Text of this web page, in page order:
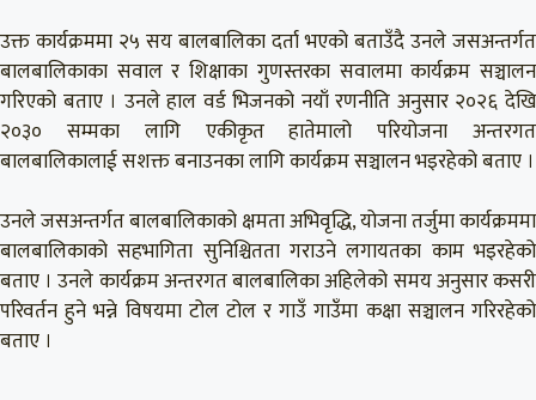
उक्त कार्यक्रममा २५ सय बालबालिका दर्ता भएको बताउँदै उनले जसअन्तर्गत
बालबालिकाका सवाल र शिक्षाका गुणस्तरका सवालमा कार्यक्रम सञ्चालन
गरिएको बताए । उनले हाल वर्ड भिजनको नयाँ रणनीति अनुसार २०२६ देखि
२०३० सम्मका लागि एकीकृत हातेमालो परियोजना अन्तरगत
बालबालिकालाई सशक्त बनाउनका लागि कार्यक्रम सञ्चालन भइरहेको बताए ।
उनले जसअन्तर्गत बालबालिकाको क्षमता अभिवृद्धि, योजना तर्जुमा कार्यक्रममा
बालबालिकाको सहभागिता सुनिश्चितता गराउने लगायतका काम भइरहेको
बताए । उनले कार्यक्रम अन्तरगत बालबालिका अहिलेको समय अनुसार कसरी
परिवर्तन हुने भन्ने विषयमा टोल टोल र गाउँ गाउँमा कक्षा सञ्चालन गरिरहेको
बताए ।